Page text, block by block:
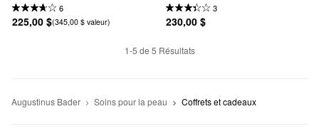
6
225,00 $(345,00 $ valeur)
3
230,00 $
1-5 de 5 Résultats
Augustinus Bader Soins pour la peau Coffrets et cadeaux